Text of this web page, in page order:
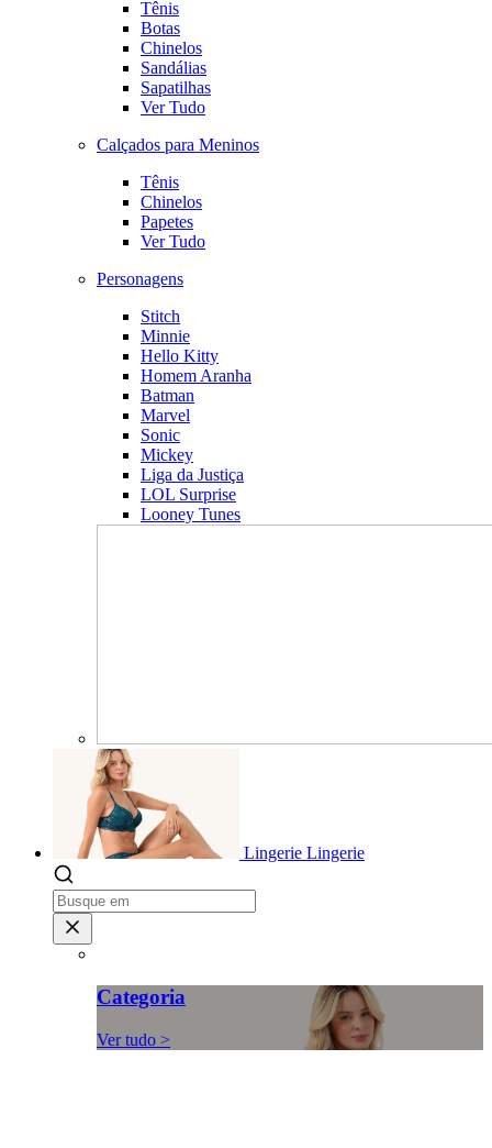
Tênis
Botas
Chinelos
Sandálias
Sapatilhas
Ver Tudo
Calçados para Meninos
Tênis
Chinelos
Papetes
Ver Tudo
Personagens
Stitch
Minnie
Hello Kitty
Homem Aranha
Batman
Marvel
Sonic
Mickey
Liga da Justiça
LOL Surprise
Looney Tunes
Lingerie Lingerie
Categoria
Ver tudo >